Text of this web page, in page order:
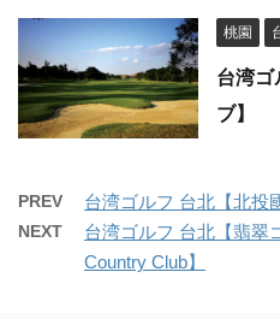
桃園
台湾ゴ
ブ】
PREV 台湾ゴルフ 台北【北投
NEXT
台湾ゴルフ 台北【翡翠
Country Club】